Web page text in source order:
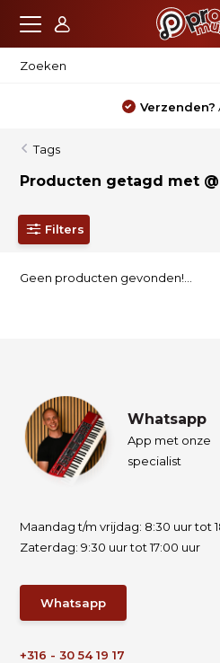
Verzenden?
Tags
Producten getagd met
Filters
Geen producten gevonden!...
Whatsapp
App met onze
specialist
Maandag t/m vrijdag: 8:30 uur tot
Zaterdag: 9:30 uur tot 17:00 uur
Whatsapp
+316 - 30 54 19 17